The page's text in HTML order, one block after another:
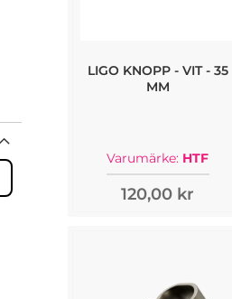
LIGO KNOPP - VIT - 35
MM
Varumärke: HTF
120,00 kr